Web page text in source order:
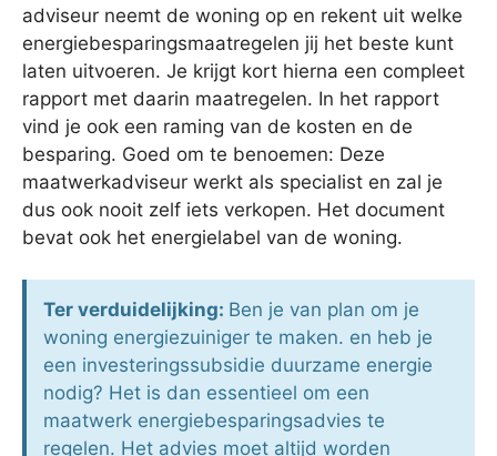
adviseur neemt de woning op en rekent uit welke
energiebesparingsmaatregelen jij het beste kunt
laten uitvoeren. Je krijgt kort hierna een compleet
rapport met daarin maatregelen. In het rapport
vind je ook een raming van de kosten en de
besparing. Goed om te benoemen: Deze
maatwerkadviseur werkt als specialist en zal je
dus ook nooit zelf iets verkopen. Het document
bevat ook het energielabel van de woning.
Ter verduidelijking: Ben je van plan om je
woning energiezuiniger te maken. en heb je
een investeringssubsidie duurzame energie
nodig? Het is dan essentieel om een
maatwerk energiebesparingsadvies te
regelen. Het advies moet altijd worden